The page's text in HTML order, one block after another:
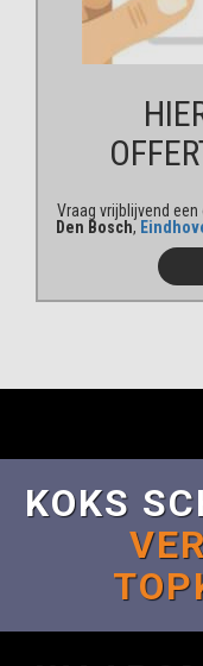
Vraag vrijblijvend
Den Bosch,
KOKS